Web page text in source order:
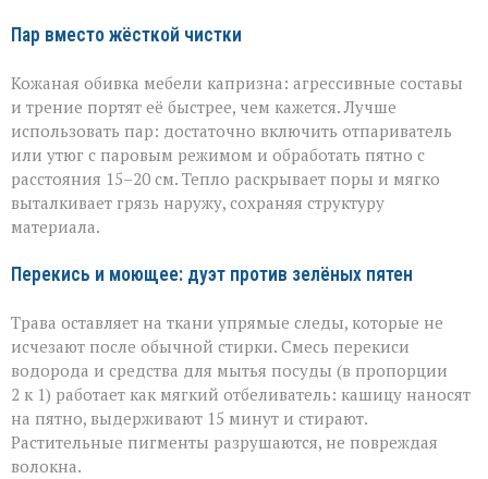
Пар вместо жёсткой чистки
Кожаная обивка мебели капризна: агрессивные составы
и трение портят её быстрее, чем кажется. Лучше
использовать пар: достаточно включить отпариватель
или утюг с паровым режимом и обработать пятно с
расстояния 15–20 см. Тепло раскрывает поры и мягко
выталкивает грязь наружу, сохраняя структуру
материала.
Перекись и моющее: дуэт против зелёных пятен
Трава оставляет на ткани упрямые следы, которые не
исчезают после обычной стирки. Смесь перекиси
водорода и средства для мытья посуды (в пропорции
2 к 1) работает как мягкий отбеливатель: кашицу наносят
на пятно, выдерживают 15 минут и стирают.
Растительные пигменты разрушаются, не повреждая
волокна.